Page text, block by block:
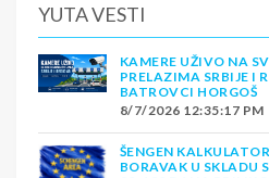
YUTA VESTI
KAMERE UŽIVO NA
PRELAZIMA SRBIJE I
BATROVCI HORGOŠ
8/7/2026 12:35:17 PM
ŠENGEN
BORAVAK U SKLADU